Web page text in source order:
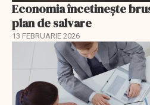
Economia încetinește
plan de salvare
13 FEBRUARIE 2026